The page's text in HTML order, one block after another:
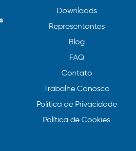
Downloads
Representantes
Blog
FAQ
Contato
Trabalhe Conosco
Política de Privacidade
Política de Cookies